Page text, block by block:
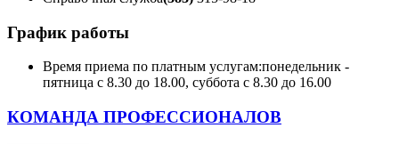
График работы
Время приема по платным услугам:понедельник -
пятница с 8.30 до 18.00, суббота с 8.30 до 16.00
КОМАНДА ПРОФЕССИОНАЛОВ